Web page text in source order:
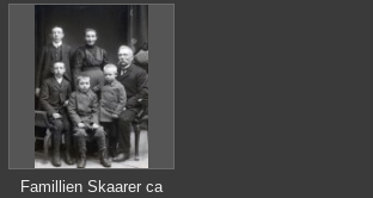
Famillien Skaarer ca